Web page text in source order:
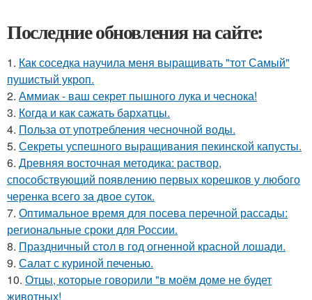
Последние обновления на сайте:
1. Как соседка научила меня выращивать "тот Самый"
пушистый укроп.
2. Аммиак - ваш секрет пышного лука и чеснока!
3. Когда и как сажать бархатцы.
4. Польза от употребления чесночной воды.
5. Секреты успешного выращивания пекинской капусты.
6. Древняя восточная методика: раствор,
способствующий появлению первых корешков у любого
черенка всего за двое суток.
7. Оптимальное время для посева перечной рассады:
региональные сроки для России.
8. Праздничный стол в год огненной красной лошади.
9. Салат с куриной печенью.
10. Отцы, которые говорили "в моём доме не будет
животных!